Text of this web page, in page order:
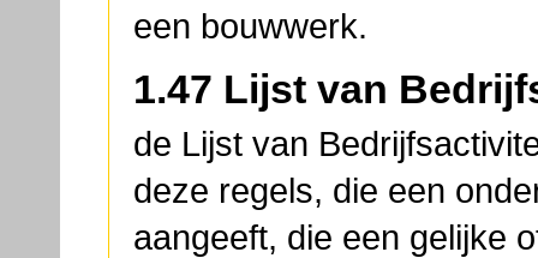
een bouwwerk.
1.47 Lijst van
de Lijst van
deze regels, die een
aangeeft, die een gelijke